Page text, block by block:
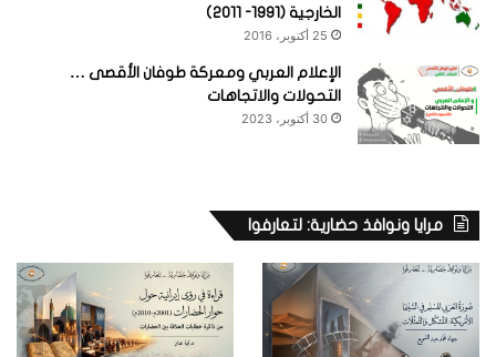
الخارجية (1991- 2011)
25 أكتوبر، 2016
الإعلام العربي ومعركة طوفان الأقصى …
التحولات والاتجاهات
30 أكتوبر، 2023
مرايا ونوافذ حضارية: لتعارفوا